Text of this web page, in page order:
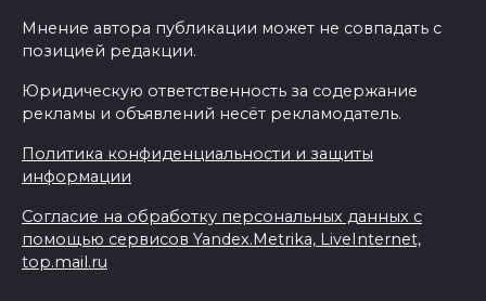
Мнение автора публикации может не совпадать с
позицией редакции.
Юридическую ответственность за содержание
рекламы и объявлений несёт рекламодатель.
Политика конфиденциальности и защиты
информации
Согласие на обработку персональных данных с
помощью сервисов Yandex.Metrika, LiveInternet,
top.mail.ru